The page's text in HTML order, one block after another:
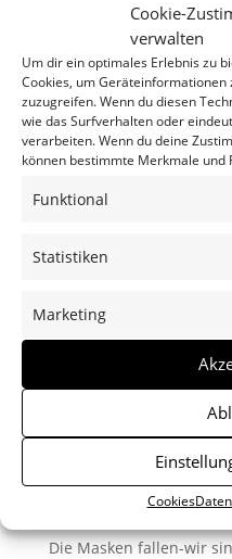
Cookie-
verwalten
Um dir ein optimales Erlebnis zu
Cookies, um
zuzugreifen. Wenn du diesen
wie das Surfverhalten oder
verarbeiten. Wenn du deine
können bestimmte Merkmale
Funktional
Statistiken
Marketing
Cookies
Die neue Platte ist da!
Sommer-open air-
Nicht alles hat für
Die Masken fallen-wir